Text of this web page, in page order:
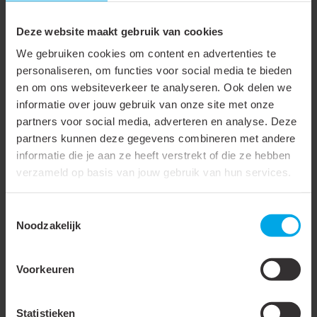
Deze website maakt gebruik van cookies
We gebruiken cookies om content en advertenties te
personaliseren, om functies voor social media te bieden
en om ons websiteverkeer te analyseren. Ook delen we
informatie over jouw gebruik van onze site met onze
partners voor social media, adverteren en analyse. Deze
partners kunnen deze gegevens combineren met andere
informatie die je aan ze heeft verstrekt of die ze hebben
verzameld op basis van jouw gebruik van hun services.
Noodzakelijk
Voorkeuren
Statistieken
, zelfs in zachte materialen.
Breed toepasbaar , horizontaal én verticaal.
Beschadigingsvrij , dankzij slimme vertanding.
Duurzaam afgewerktmet extra anti-corrosielaag.
Deze eigenschappen maken slagbeugels tot een onmisbaar
hulpmiddel bij uiteenlopende installaties. Van kleine
huishoudelijke klussen tot grote utiliteitsprojecten: met
slagbeugels werk je snel, veilig en met een betrouwbaar
Werk je in prefab wanden of bij renovaties met dubbele